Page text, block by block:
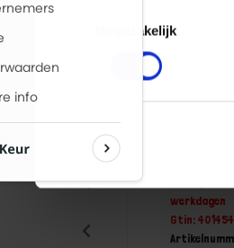
Toestemmingsselectie
Noodzakelijk
werkdagen
Gtin: